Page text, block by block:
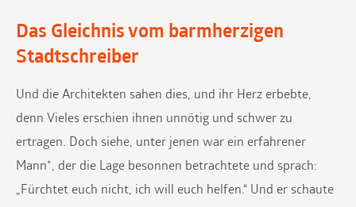
Das Gleichnis vom barmherzigen
Stadtschreiber
Und die Architekten sahen dies, und ihr Herz erbebte,
denn Vieles erschien ihnen unnötig und schwer zu
ertragen. Doch siehe, unter jenen war ein erfahrener
Mann*, der die Lage besonnen betrachtete und sprach:
„Fürchtet euch nicht, ich will euch helfen.“ Und er schaute